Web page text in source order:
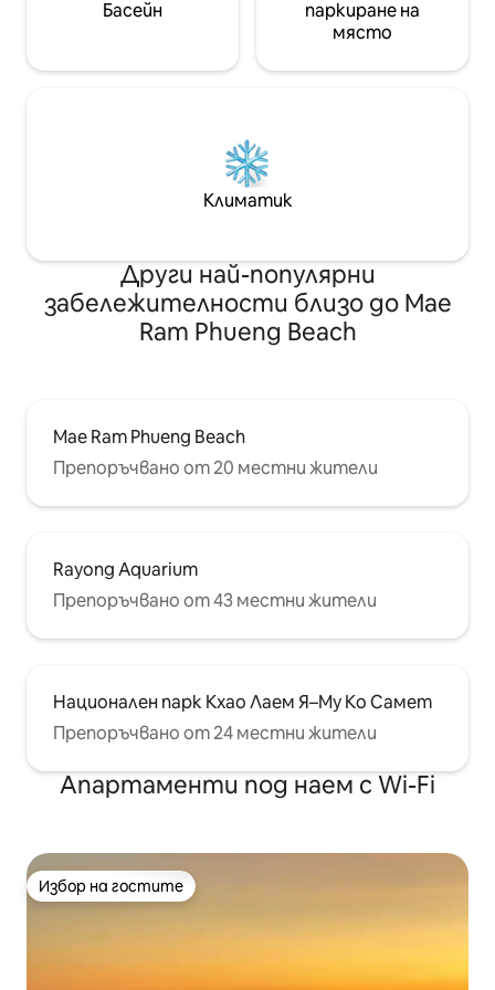
Басейн
паркиране на
място
Климатик
Други най-популярни
забележителности близо до Mae
Ram Phueng Beach
Mae Ram Phueng Beach
Препоръчвано от 20 местни жители
Rayong Aquarium
Препоръчвано от 43 местни жители
Национален парк Кхао Лаем Я–Му Ко Самет
Препоръчвано от 24 местни жители
Апартаменти под наем с Wi-Fi
Избор на гостите
Избор на гостите